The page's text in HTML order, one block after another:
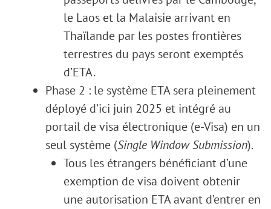
le Laos et la Malaisie arrivant en
Thaïlande par les postes frontières
terrestres du pays seront exemptés
d’ETA.
Phase 2 : le système ETA sera pleinement
déployé d’ici juin 2025 et intégré au
portail de visa électronique (e-Visa) en un
seul système (Single Window Submission).
Tous les étrangers bénéficiant d’une
exemption de visa doivent obtenir
une autorisation ETA avant d’entrer en